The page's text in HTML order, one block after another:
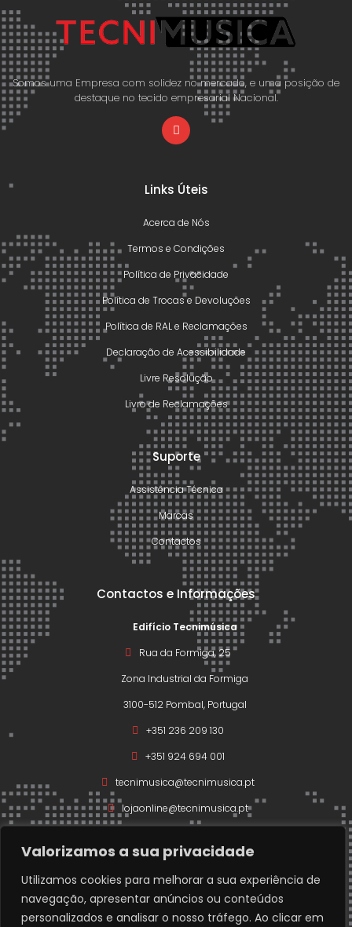
Valorizamos a sua privacidade
Utilizamos cookies para melhorar a sua experiência de
navegação, apresentar anúncios ou conteúdos
personalizados e analisar o nosso tráfego. Ao clicar em
Somos uma Empresa com solidez no mercado, e uma posição de
destaque no tecido empresarial Nacional.
Links Úteis
Acerca de Nós
Termos e Condições
Política de Privacidade
Política de Trocas e Devoluções
Política de RAL e Reclamações
Declaração de Acessibilidade
Livre Resolução
Livro de Reclamações
Suporte
Assistência Técnica
Marcas
Contactos
Contactos e Informações
Edifício Tecnimúsica
Rua da Formiga, 25
Zona Industrial da Formiga
3100-512 Pombal, Portugal
+351 236 209 130
+351 924 694 001
tecnimusica@tecnimusica.pt
lojaonline@tecnimusica.pt
Copyright © 2026 – Todos os direitos reservados a